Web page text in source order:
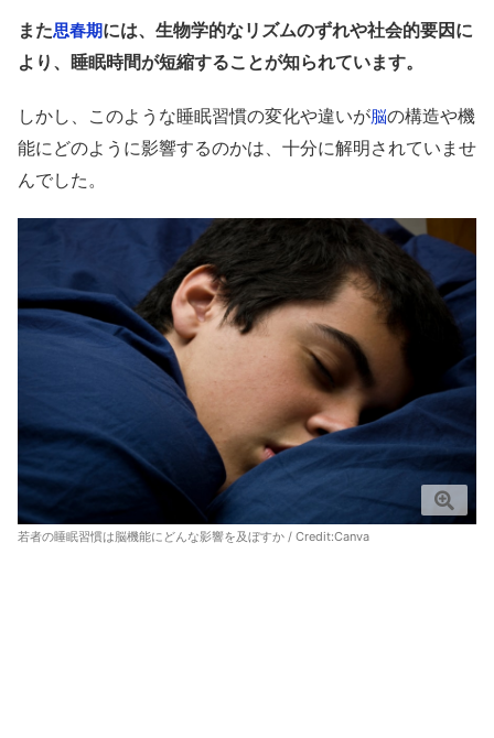
また思春期には、生物学的なリズムのずれや社会的要因に
より、睡眠時間が短縮することが知られています。
しかし、このような睡眠習慣の変化や違いが脳の構造や機
能にどのように影響するのかは、十分に解明されていませ
んでした。
若者の睡眠習慣は脳機能にどんな影響を及ぼすか / Credit:Canva